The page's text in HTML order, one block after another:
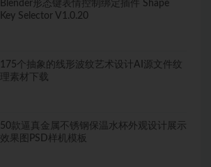
Blender形态键表情控制绑定插件 Shape
Key Selector V1.0.20
175个抽象的线形波纹艺术设计AI源文件纹
理素材下载
50款逼真金属不锈钢保温水杯外观设计展示
效果图PSD样机模板